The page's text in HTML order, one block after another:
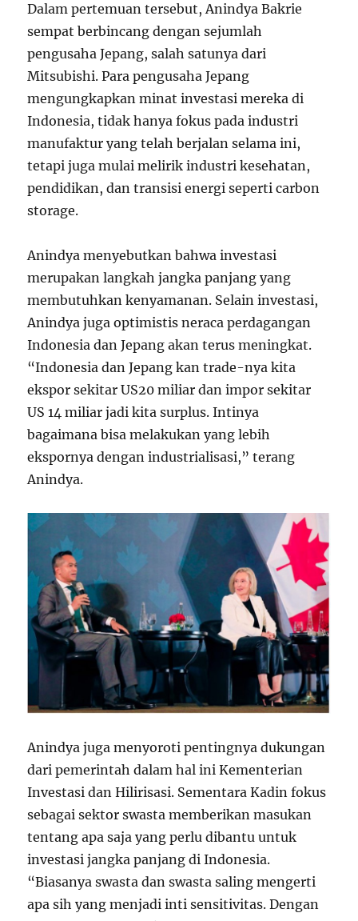
Dalam pertemuan tersebut, Anindya Bakrie
sempat berbincang dengan sejumlah
pengusaha Jepang, salah satunya dari
Mitsubishi. Para pengusaha Jepang
mengungkapkan minat investasi mereka di
Indonesia, tidak hanya fokus pada industri
manufaktur yang telah berjalan selama ini,
tetapi juga mulai melirik industri kesehatan,
pendidikan, dan transisi energi seperti carbon
storage.
Anindya menyebutkan bahwa investasi
merupakan langkah jangka panjang yang
membutuhkan kenyamanan. Selain investasi,
Anindya juga optimistis neraca perdagangan
Indonesia dan Jepang akan terus meningkat.
“Indonesia dan Jepang kan trade-nya kita
ekspor sekitar US20 miliar dan impor sekitar
US 14 miliar jadi kita surplus. Intinya
bagaimana bisa melakukan yang lebih
ekspornya dengan industrialisasi,” terang
Anindya.
Anindya juga menyoroti pentingnya dukungan
dari pemerintah dalam hal ini Kementerian
Investasi dan Hilirisasi. Sementara Kadin fokus
sebagai sektor swasta memberikan masukan
tentang apa saja yang perlu dibantu untuk
investasi jangka panjang di Indonesia.
“Biasanya swasta dan swasta saling mengerti
apa sih yang menjadi inti sensitivitas. Dengan